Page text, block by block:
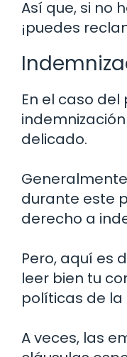
Así que, si no
¡puedes
En el caso
delicado.
durante este
derecho a
Pero, aquí es
leer bien tu
políticas de
A veces, las